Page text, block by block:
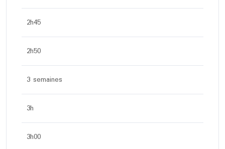
2h45
2h50
3 semaines
3h
3h00